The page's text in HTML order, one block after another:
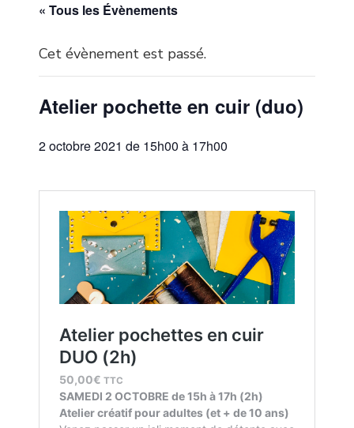
« Tous les Évènements
Cet évènement est passé.
Atelier pochette en cuir (duo)
2 octobre 2021 de 15h00 à 17h00